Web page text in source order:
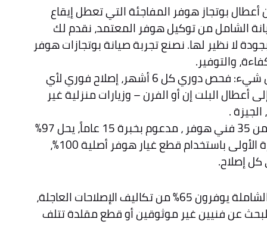
بوتجاز هوفر المفاجئة التي تعطل إيقاع
الشامل من توكيل هوفر المعتمد، نقدم لك
لا نظير لها. نصنع تجربة صيانة بوتجازات هوفر
والتوفير.
تخيل عقداً يغطي كل شيء: فحص دوري كل 6 أشهر، إصلاح فوري لأي
البلت إن أو الفرن – وزيارات منزلية غير
.
كما ان فريقنا مكون من 35 فني هوفر ، مدعوم بخبرة 15 عاماً، يحل 97%
من الأعطال في الزيارة الأولى باستخدام قطع غيار هوفر أصلية 100%،
عملاء عقود الصيانة الشاملة يوفرون 65% من تكاليف الإصلاحات العاجلة،
عن فنيين غير موثوقين أو قطع مقلدة تتلف